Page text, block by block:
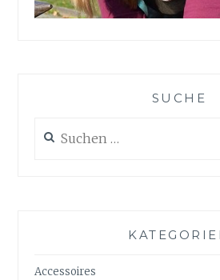
SUCHE
nach:
Accessoires